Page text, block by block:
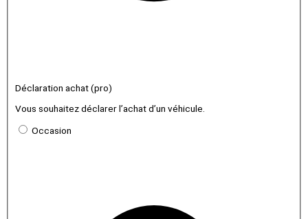
Déclaration achat (pro)
Vous souhaitez déclarer l’achat d’un véhicule.
Occasion